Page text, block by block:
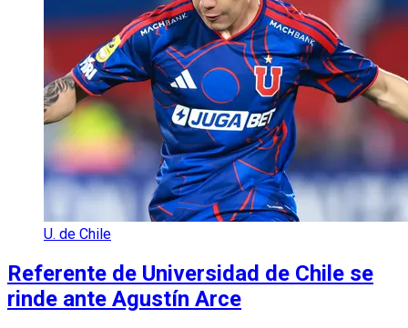
U. de Chile
Referente de Universidad de Chile se
rinde ante Agustín Arce